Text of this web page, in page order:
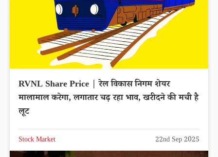
RVNL Share Price | रेल विकास निगम शेयर
मालामाल करेगा, लगातार चढ़ रहा भाव, खरीदने की मची है
लूट
Stock Market 22nd Sep 2025